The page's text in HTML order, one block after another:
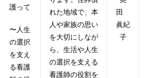
護って
〜人生
の選択
を支え
る看護
れた地域で、本
人や家族の思い
を大切にしなが
ら、生活や人生
の選択を支える
看護師の役割を
田
眞紀
子